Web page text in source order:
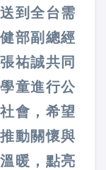
到全台需
部副總經
祐誠共同
童進行公
會，希望
動關懷與
暖，點亮